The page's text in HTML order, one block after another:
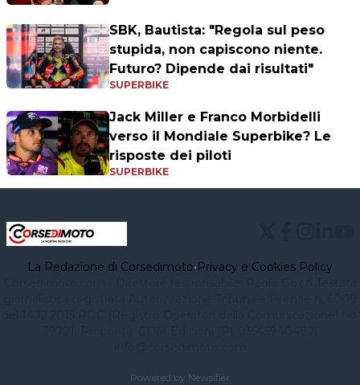
SBK, Bautista: "Regola sul peso
stupida, non capiscono niente.
Futuro? Dipende dai risultati"
SUPERBIKE
Jack Miller e Franco Morbidelli
verso il Mondiale Superbike? Le
risposte dei piloti
SUPERBIKE
La Redazione di Corsedimoto•Privacy e Cookies Policy
Powered by Newsifier